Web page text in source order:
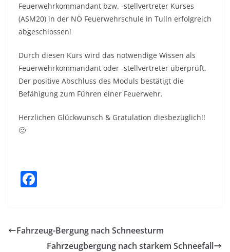
Feuerwehrkommandant bzw. -stellvertreter Kurses
(ASM20) in der NÖ Feuerwehrschule in Tulln erfolgreich
abgeschlossen!
Durch diesen Kurs wird das notwendige Wissen als
Feuerwehrkommandant oder -stellvertreter überprüft.
Der positive Abschluss des Moduls bestätigt die
Befähigung zum Führen einer Feuerwehr.
Herzlichen Glückwunsch & Gratulation diesbezüglich!!
🙂
e
Fahrzeug-Bergung nach Schneesturm
Fahrzeugbergung nach starkem Schneefall